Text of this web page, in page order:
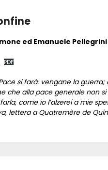
ed Emanuele Pellegrini
PDF
si farà: vengane la
che alla pace generale non
come io l’alzerei a mie
lettera a Quatremère de